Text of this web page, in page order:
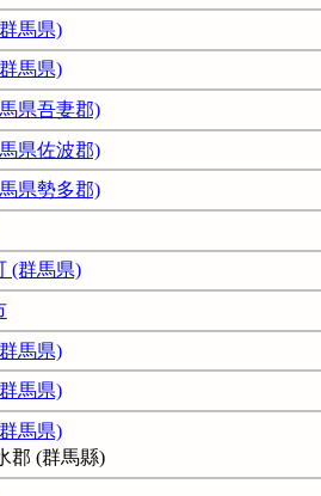
馬県)
馬県)
県吾妻郡)
県佐波郡)
県勢多郡)
(群馬県)
馬県)
馬県)
馬県)
郡 (群馬縣)